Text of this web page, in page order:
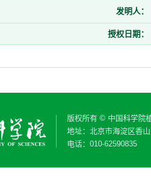
发明人：
授权日期：
版权所有 © 中国科学院
地址：北京市海淀区香
电话：010-62590835